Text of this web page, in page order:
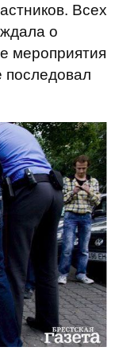
Всех
о
мероприятия
последовал